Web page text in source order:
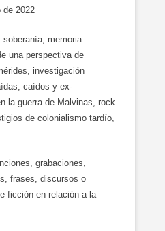
de 2022
memoria
una perspectiva de
investigación
caídos y ex-
la guerra de Malvinas, rock
de colonialismo tardío,
grabaciones,
frases, discursos o
ficción en relación a la